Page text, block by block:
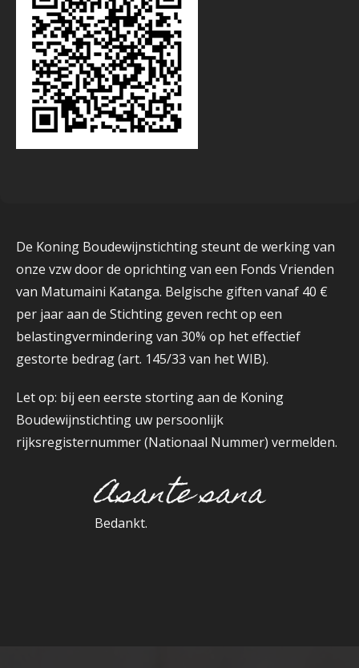
De Koning Boudewijnstichting steunt de werking van
onze vzw door de oprichting van een Fonds Vrienden
van Matumaini Katanga. Belgische giften vanaf 40 €
per jaar aan de Stichting geven recht op een
belastingvermindering van 30% op het effectief
gestorte bedrag (art. 145/33 van het WIB).
Let op: bij een eerste storting aan de Koning
Boudewijnstichting uw persoonlijk
rijksregisternummer (Nationaal Nummer) vermelden.
Asante sana
Bedankt.